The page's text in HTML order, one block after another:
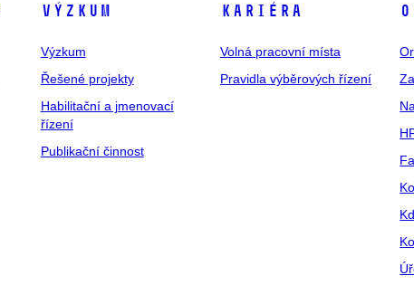
Výzkum
Výzkum
Řešené projekty
Habilitační a jmenovací
řízení
Publikační činnost
Kariéra
Volná pracovní místa
Pravidla výběrových řízení